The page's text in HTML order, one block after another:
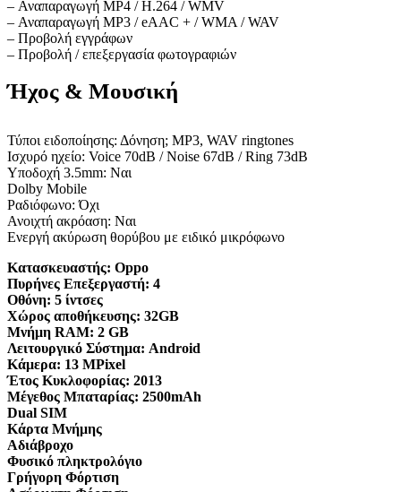
– Αναπαραγωγή MP4 / H.264 / WMV
– Αναπαραγωγή MP3 / eAAC + / WMA / WAV
– Προβολή εγγράφων
– Προβολή / επεξεργασία φωτογραφιών
Ήχος & Μουσική
Τύποι ειδοποίησης: Δόνηση; MP3, WAV ringtones
Ισχυρό ηχείο: Voice 70dB / Noise 67dB / Ring 73dB
Υποδοχή 3.5mm: Ναι
Dolby Mobile
Ραδιόφωνο: Όχι
Ανοιχτή ακρόαση: Ναι
Ενεργή ακύρωση θορύβου με ειδικό μικρόφωνο
Κατασκευαστής: Oppo
Πυρήνες Επεξεργαστή: 4
Οθόνη: 5 ίντσες
Χώρος αποθήκευσης: 32GB
Μνήμη RAM: 2 GB
Λειτουργικό Σύστημα: Android
Κάμερα: 13 MPixel
Έτος Κυκλοφορίας: 2013
Μέγεθος Μπαταρίας: 2500mAh
Dual SIM
Κάρτα Μνήμης
Αδιάβροχο
Φυσικό πληκτρολόγιο
Γρήγορη Φόρτιση